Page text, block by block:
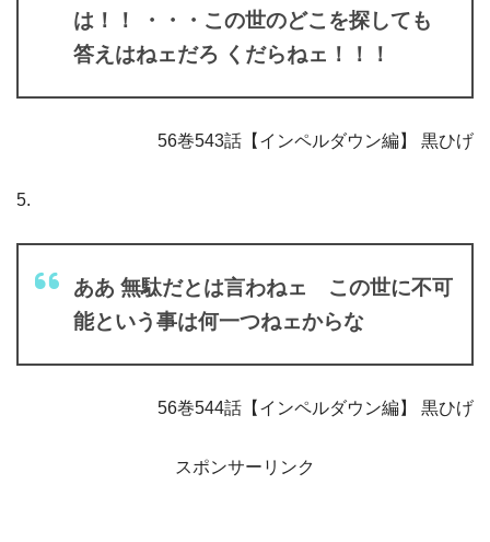
は！！ ・・・この世のどこを探しても
答えはねェだろ くだらねェ！！！
56巻543話【インペルダウン編】 黒ひげ
5.
ああ 無駄だとは言わねェ この世に不可
能という事は何一つねェからな
56巻544話【インペルダウン編】 黒ひげ
スポンサーリンク